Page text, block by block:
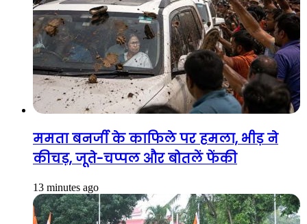
ममता बनर्जी के काफिले पर हमला, भीड़ ने
कीचड़, जूते-चप्पल और बोतलें फेंकी
13 minutes ago